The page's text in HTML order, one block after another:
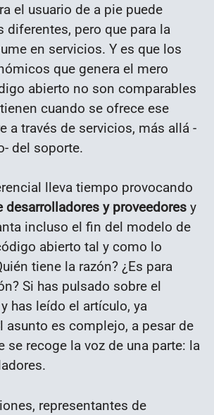
el usuario de a pie puede
diferentes, pero que para la
en servicios. Y es que los
que genera el mero
abierto no son comparables
cuando se ofrece ese
a través de servicios, más allá -
del soporte.
lleva tiempo provocando
y proveedores y
incluso el fin del modelo de
abierto tal y como lo
tiene la razón? ¿Es para
Si has pulsado sobre el
has leído el artículo, ya
asunto es complejo, a pesar de
se recoge la voz de una parte: la
representantes de